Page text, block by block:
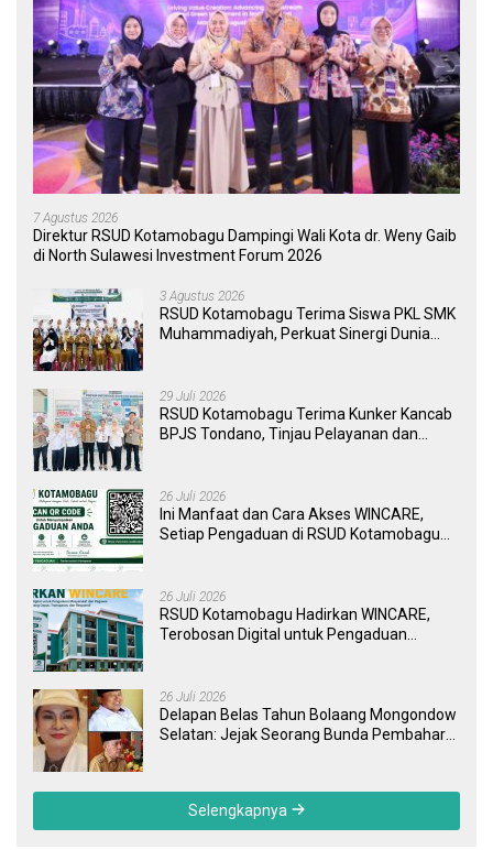
7 Agustus 2026
Direktur RSUD Kotamobagu Dampingi Wali Kota dr. Weny Gaib
di North Sulawesi Investment Forum 2026
3 Agustus 2026
RSUD Kotamobagu Terima Siswa PKL SMK
Muhammadiyah, Perkuat Sinergi Dunia
29 Juli 2026
RSUD Kotamobagu Terima Kunker Kancab
BPJS Tondano, Tinjau Pelayanan dan
26 Juli 2026
Ini Manfaat dan Cara Akses WINCARE,
Setiap Pengaduan di RSUD Kotamobagu
26 Juli 2026
RSUD Kotamobagu Hadirkan WINCARE,
Terobosan Digital untuk Pengaduan
26 Juli 2026
Delapan Belas Tahun Bolaang Mongondow
Selatan: Jejak Seorang Bunda Pembaharu
Selengkapnya